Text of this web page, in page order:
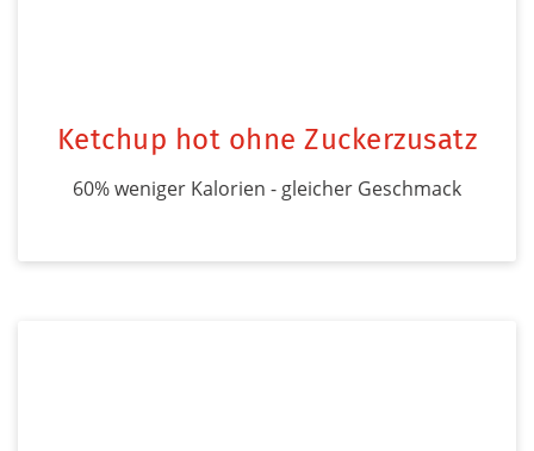
Ketchup hot ohne Zuckerzusatz
60% weniger Kalorien - gleicher Geschmack